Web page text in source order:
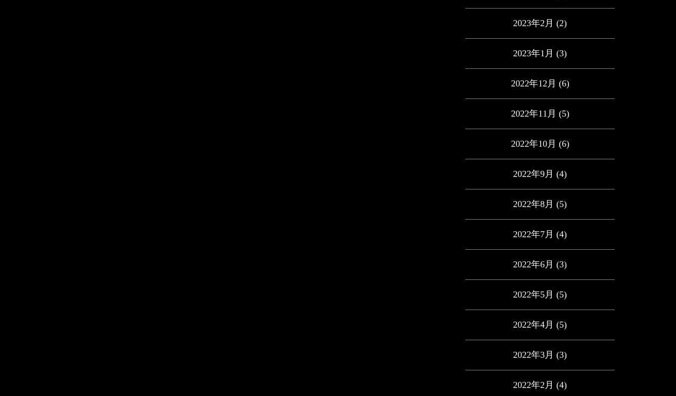
2023年2月 (2)
2023年1月 (3)
2022年12月 (6)
2022年11月 (5)
2022年10月 (6)
2022年9月 (4)
2022年8月 (5)
2022年7月 (4)
2022年6月 (3)
2022年5月 (5)
2022年4月 (5)
2022年3月 (3)
2022年2月 (4)